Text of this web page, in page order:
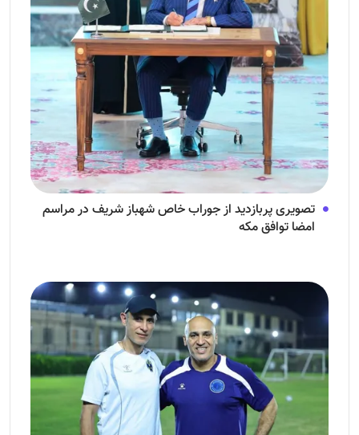
تصویری پربازدید از جوراب‌ خاص شهباز شریف در مراسم
امضا توافق‌ مکه